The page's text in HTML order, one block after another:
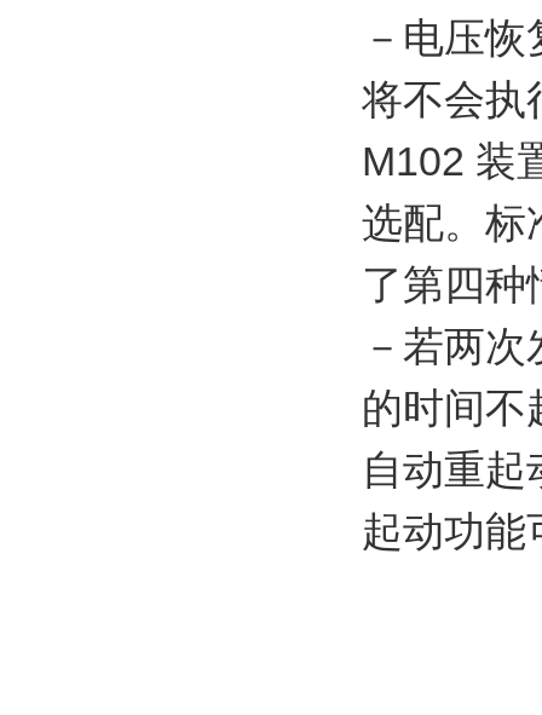
－电压
将不会执
M102 装
选配。标
了第四种
－若两
的时间不
自动重
起动功能